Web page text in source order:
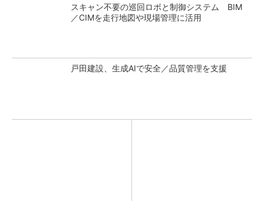
スキャン不要の巡回ロボと制御システム BIM
／CIMを走行地図や現場管理に活用
戸田建設、生成AIで安全／品質管理を支援